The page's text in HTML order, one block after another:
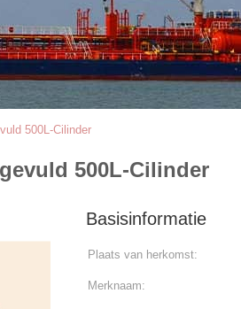
500L-Cilinder
500L-Cilinder
Basisinformatie
Plaats van herkomst:
Merknaam: